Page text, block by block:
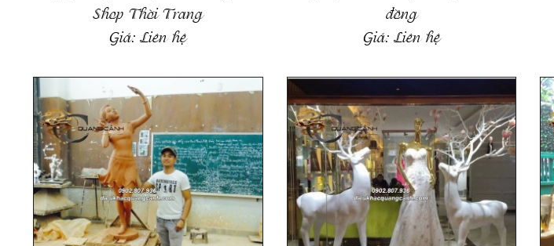
Shop Thời Trang
Giá:Liên hệ
đồng
Giá:Liên hệ